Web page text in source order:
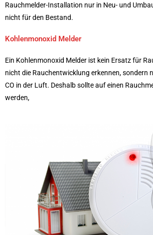
Rauchmelder-Installation nur in Neu- und
nicht für den Bestand.
Kohlenmonoxid Melder
Ein Kohlenmonoxid Melder ist kein Ersatz für
nicht die Rauchentwicklung erkennen, sondern
CO in der Luft. Deshalb sollte auf einen
werden,